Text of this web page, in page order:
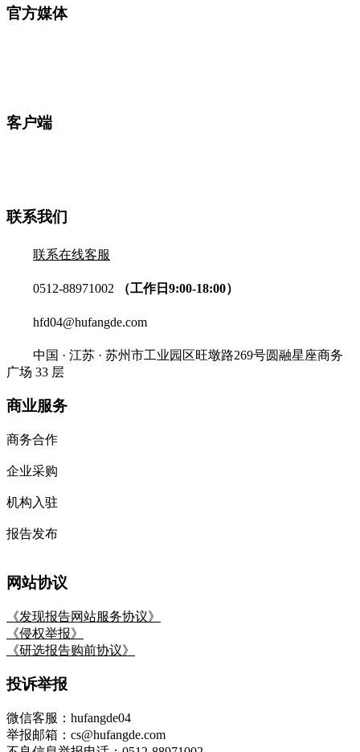
官方媒体
客户端
联系我们
联系在线客服
0512-88971002 （工作日9:00-18:00）
hfd04@hufangde.com
中国 · 江苏 · 苏州市工业园区旺墩路269号圆融星座商务
广场 33 层
商业服务
商务合作
企业采购
机构入驻
报告发布
网站协议
《发现报告网站服务协议》
《侵权举报》
《研选报告购前协议》
投诉举报
微信客服：hufangde04
举报邮箱：cs@hufangde.com